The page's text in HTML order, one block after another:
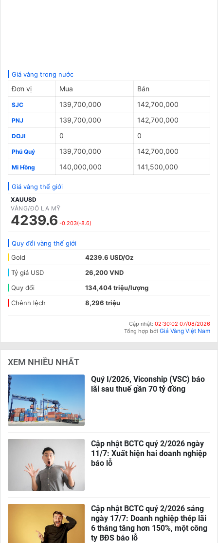
Giá vàng trong nước
Đơn vị Mua Bán
SJC 139,700,000 142,700,000
PNJ 139,700,000 142,700,000
DOJI 0 0
Phú Quý 139,700,000 142,700,000
Mi Hồng 140,000,000 141,500,000
Giá vàng thế giới
XAUUSD
VÀNG/ĐÔ LA MỸ
4239.6 -0.203(-8.6)
Quy đổi vàng thế giới
Gold
4239.6 USD/Oz
Tỷ giá USD
26,200 VND
Quy đổi
134,404 triệu/lượng
Chênh lệch
8,296 triệu
Cập nhật: 02:30:02 07/08/2026
Tổng hợp bởi Giá Vàng Việt Nam
XEM NHIỀU NHẤT
Quý I/2026, Viconship (VSC) báo
lãi sau thuế gần 70 tỷ đồng
Cập nhật BCTC quý 2/2026 ngày
11/7: Xuất hiện hai doanh nghiệp
báo lỗ
Cập nhật BCTC quý 2/2026 sáng
ngày 17/7: Doanh nghiệp thép lãi
6 tháng tăng hơn 150%, một công
ty BĐS báo lỗ